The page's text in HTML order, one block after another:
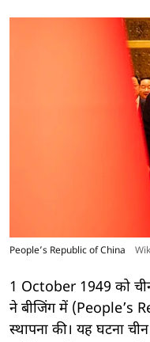
People’s Republic of China
1 October 1949 को
ने बीजिंग में (People’s
स्थापना की। यह घटना